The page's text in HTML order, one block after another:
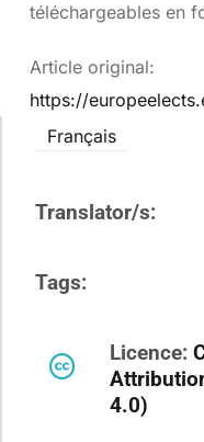
téléchargeables en
Article original:
https://
Français
Translator/s:
Tags:
Licence:
4.0)